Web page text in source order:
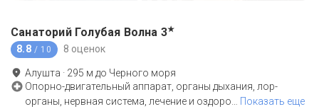
Санаторий Голубая Волна 3★
8.8 / 10 8 оценок
Алушта · 295 м до Черного моря
Опорно-двигательный аппарат, органы дыхания, лор-
органы, нервная система, лечение и оздоро
Показать еще